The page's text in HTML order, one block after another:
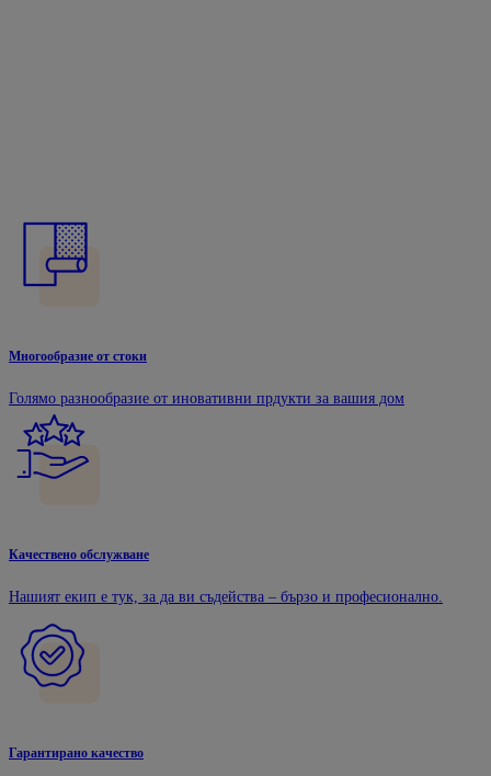
Многообразие от стоки
Голямо разнообразие от иновативни прдукти за вашия дом
Качествено обслужване
Нашият екип е тук, за да ви съдейства – бързо и професионално.
Гарантирано качество